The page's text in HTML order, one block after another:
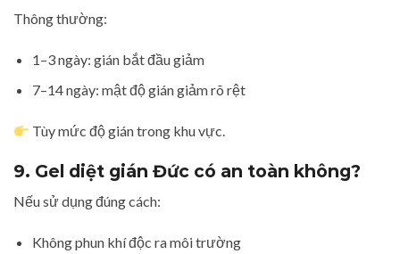
Thông thường:
1–3 ngày: gián bắt đầu giảm
7–14 ngày: mật độ gián giảm rõ rệt
Tùy mức độ gián trong khu vực.
9. Gel diệt gián Đức có an toàn không?
Nếu sử dụng đúng cách:
Không phun khí độc ra môi trường